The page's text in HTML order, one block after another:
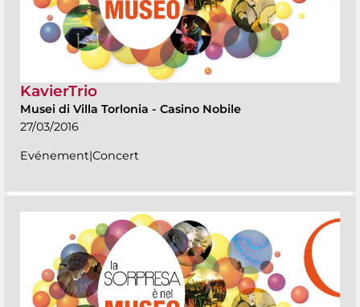
KavierTrio
Musei di Villa Torlonia - Casino Nobile
27/03/2016
Evénement|Concert